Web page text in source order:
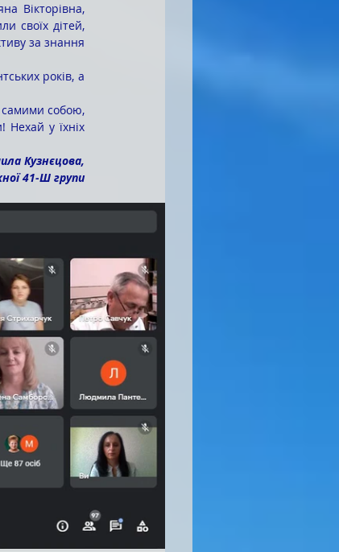
Вікторівна,
своїх дітей,
за знання
Нехай у їхніх
Кузнєцова,
41-Ш групи